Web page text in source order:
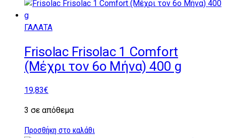
ΓΑΛΑΤΑ
Frisolac Frisolac 1 Comfort
(Μέχρι τον 6ο Μήνα) 400 g
19,83€
3 σε απόθεμα
Προσθήκη στο καλάθι